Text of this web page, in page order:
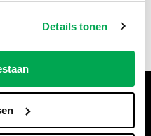
Details tonen
van onjuiste of
bij twijfel altijd
helpen je